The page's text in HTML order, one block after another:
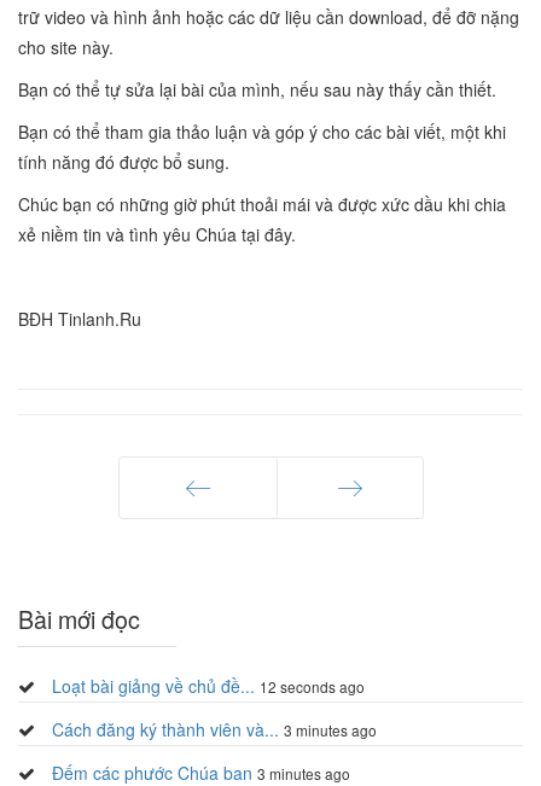
trữ video và hình ảnh hoặc các dữ liệu cần download, để đỡ nặng
cho site này.
Bạn có thể tự sửa lại bài của mình, nếu sau này thấy cần thiết.
Bạn có thể tham gia thảo luận và góp ý cho các bài viết, một khi
tính năng đó được bổ sung.
Chúc bạn có những giờ phút thoải mái và được xức dầu khi chia
xẻ niềm tin và tình yêu Chúa tại đây.
BĐH Tinlanh.Ru
Bài mới đọc
Loạt bài giảng về chủ đề... 12 seconds ago
Cách đăng ký thành viên và... 3 minutes ago
Đếm các phước Chúa ban 3 minutes ago